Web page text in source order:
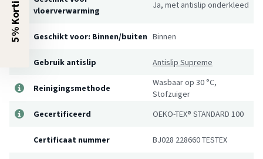
vloerverwarming
Ja, met antislip onderkleed
Geschikt voor: Binnen/buiten Binnen
Gebruik antislip Antislip Supreme
Reinigingsmethode
Wasbaar op 30 °C,
Stofzuiger
Gecertificeerd
OEKO-TEX® STANDARD 100
Certificaat nummer BJ028 228660 TESTEX
5% Korting?